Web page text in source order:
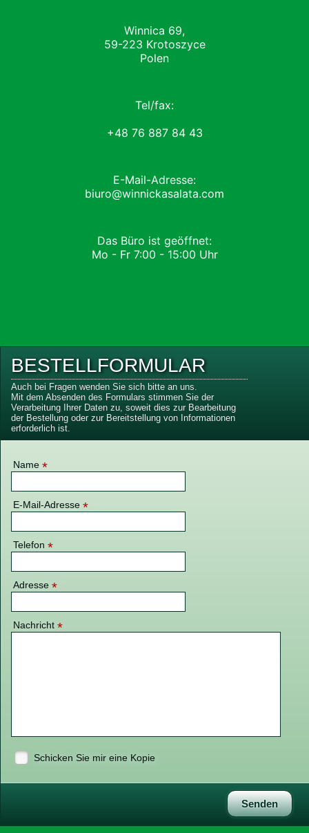
Winnica 69,
59-223 Krotoszyce
Polen
Tel/fax:
+48 76 887 84 43
E-Mail-Adresse:
biuro@winnickasalata.com
Das Büro ist geöffnet:
Mo - Fr 7:00 - 15:00 Uhr
BESTELLFORMULAR
Auch bei Fragen wenden Sie sich bitte an uns.
Mit dem Absenden des Formulars stimmen Sie der
Verarbeitung Ihrer Daten zu, soweit dies zur Bearbeitung
der Bestellung oder zur Bereitstellung von Informationen
erforderlich ist.
Name *
E-Mail-Adresse *
Telefon *
Adresse *
Nachricht *
Schicken Sie mir eine Kopie